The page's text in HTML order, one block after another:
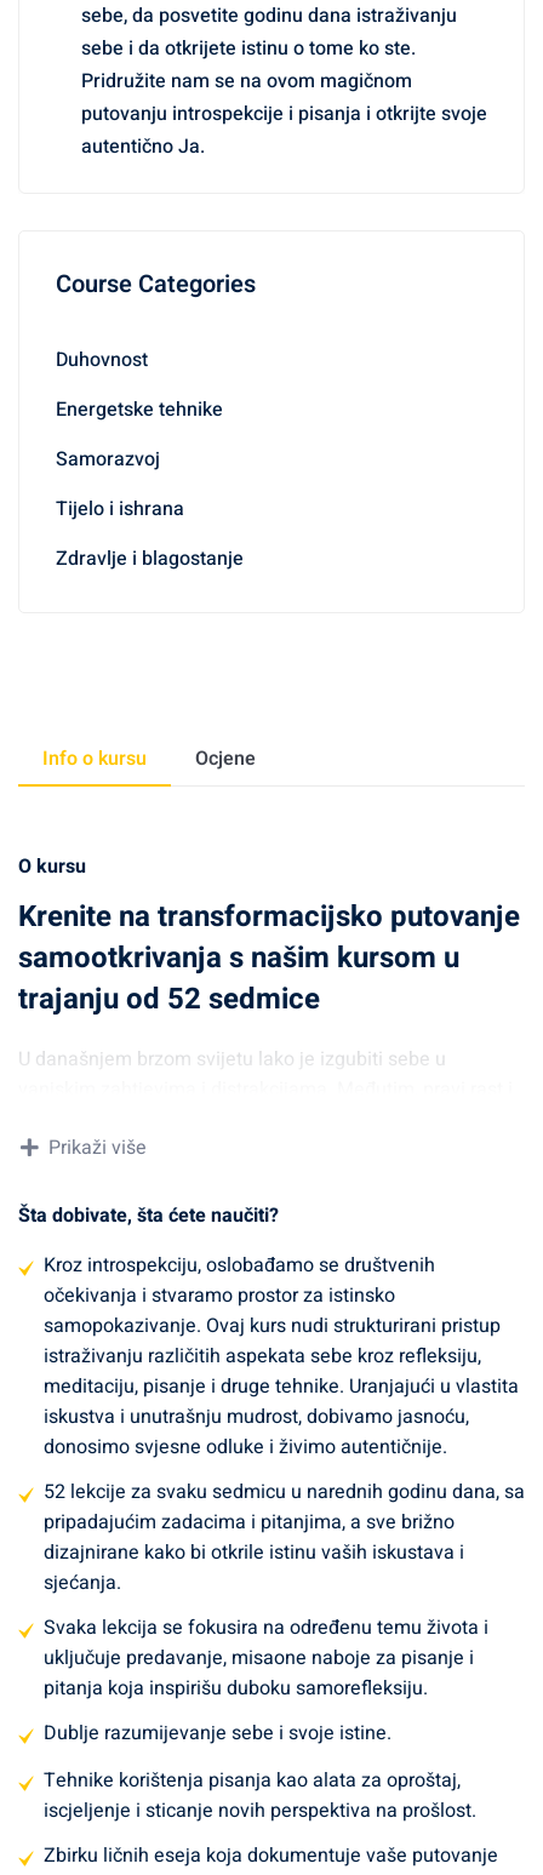
Info o kursu Ocjene
O kursu
Krenite na transformacijsko putovanje
samootkrivanja s našim kursom u
trajanju od 52 sedmice
U današnjem brzom svijetu lako je izgubiti sebe u
osjećaje, snage i slabosti.
svijeta i otkrivanja vlastitog pravog Ja. U današnjem
zahtjeva, briga i distrakcija, zanemarujući pritom unutarnji
glas i potrebu za dubljim razumijevanjem sebe. Međutim,
istinski rast i ispunjenje mogu se postići samo kroz
spoznaju vlastitih misli, osjećaja, snaga i slabosti.Zašto je
važno otkriti svoje pravo Ja:Otkrivanje vlastitog pravog Ja
ključno je za postizanje autentičnosti, unutarnjeg mira i
životne svrhe. Kroz proces introspekcije, oslobađamo se
vanjskih očekivanja i društvenih normi te stvaramo prostor
za istinsko samoizražavanje. Pronalaženje vlastite istine
pomaže nam da živimo u skladu s našim vrijednostima i
strastima, što rezultira dubljim osjećajem ispunjenja i
zadaci postavljeni u ovom programu introspekcije pružaju
strukturu i smjernice za istraživanje različitih aspekata
sebe. Kroz refleksiju, meditaciju, pisanje i druge tehnike,
pozvani smo da dublje zaronimo u svoju svijest i otkrijemo
osvijestimo svoje obrasce razmišljanja, emocionalne
reakcije i životne ciljeve, omogućavajući nam da
donosimo svjesnije i autentičnije odluke.Inspirativni citati:
Prikaži više
Šta dobivate, šta ćete naučiti?
Kroz introspekciju, oslobađamo se društvenih
očekivanja i stvaramo prostor za istinsko
samopokazivanje. Ovaj kurs nudi strukturirani pristup
istraživanju različitih aspekata sebe kroz refleksiju,
meditaciju, pisanje i druge tehnike. Uranjajući u vlastita
iskustva i unutrašnju mudrost, dobivamo jasnoću,
donosimo svjesne odluke i živimo autentičnije.
52 lekcije za svaku sedmicu u narednih godinu dana, sa
pripadajućim zadacima i pitanjima, a sve brižno
dizajnirane kako bi otkrile istinu vaših iskustava i
sjećanja.
Svaka lekcija se fokusira na određenu temu života i
uključuje predavanje, misaone naboje za pisanje i
pitanja koja inspirišu duboku samorefleksiju.
Dublje razumijevanje sebe i svoje istine.
Tehnike korištenja pisanja kao alata za oproštaj,
iscjeljenje i sticanje novih perspektiva na prošlost.
Zbirku ličnih eseja koja dokumentuje vaše putovanje
sebe, da posvetite godinu dana istraživanju
sebe i da otkrijete istinu o tome ko ste.
Pridružite nam se na ovom magičnom
putovanju introspekcije i pisanja i otkrijte svoje
autentično Ja.
Course Categories
Duhovnost
Energetske tehnike
Samorazvoj
Tijelo i ishrana
Zdravlje i blagostanje